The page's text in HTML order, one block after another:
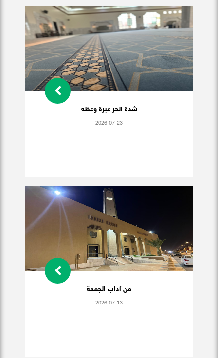
شدة الحر عبرة وعظة
2026-07-23
من آداب الجمعة
2026-07-13